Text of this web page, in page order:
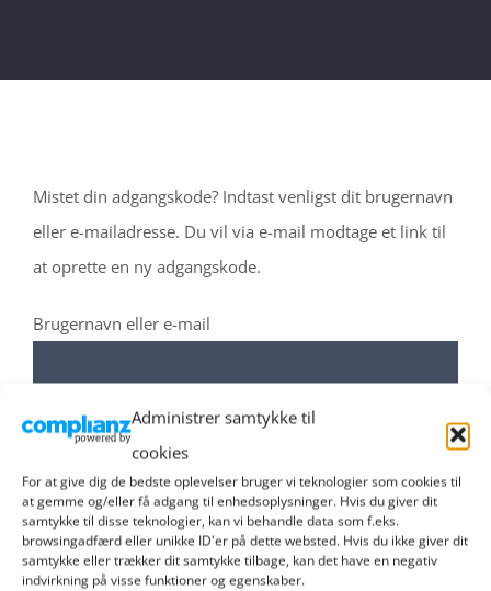
Administrer samtykke til
cookies
For at give dig de bedste oplevelser bruger vi teknologier som cookies til
at gemme og/eller få adgang til enhedsoplysninger. Hvis du giver dit
samtykke til disse teknologier, kan vi behandle data som f.eks.
browsingadfærd eller unikke ID'er på dette websted. Hvis du ikke giver dit
samtykke eller trækker dit samtykke tilbage, kan det have en negativ
indvirkning på visse funktioner og egenskaber.
Mistet din adgangskode? Indtast venligst dit brugernavn
eller e-mailadresse. Du vil via e-mail modtage et link til
at oprette en ny adgangskode.
Brugernavn eller e-mail